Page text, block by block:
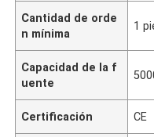
Cantidad de orde
n mínima
1
Capacidad de la f
uente
Certificación CE